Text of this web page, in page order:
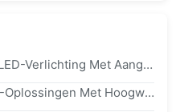
Power Module PCBA Voor LED-Verlichting Met Aangepaste PCB-Assemblage En EMS-Oplossingen
Aangepaste Voeding PCBA-Oplossingen Met Hoogwaardige PCB- En PCBA-Fabricage